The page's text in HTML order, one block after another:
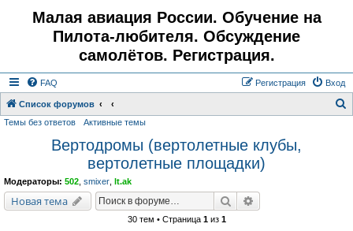
Малая авиация России. Обучение на
Пилота-любителя. Обсуждение
самолётов. Регистрация.
FAQ Вход
Регистрация
Список форумов
Темы без ответов Активные темы
Вертодромы (вертолетные клубы,
вертолетные площадки)
Модераторы: 502 smixer lt.ak
Новая тема Поиск
30 тем • Страница 1из 1